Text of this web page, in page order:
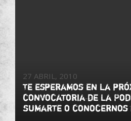
27 ABRIL, 2010
Te esperamos en la
convocatoria de La
sumarte o conocernos